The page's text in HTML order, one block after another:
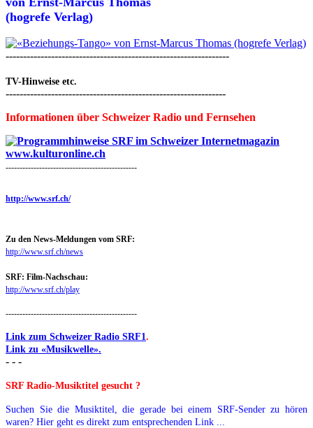
(hogrefe Verlag)
----------------------------------------------------------------
TV-Hinweise etc.
---------------------------------------------------------------
Informationen über Schweizer Radio und Fernsehen
-----------------------------------------------
http://www.srf.ch/
Zu den News-Meldungen vom SRF:
http://www.srf.ch/news
SRF: Film-Nachschau:
http://www.srf.ch/play
-----------------------------------------------
Link zum Schweizer Radio SRF1 .
Link zu «Musikwelle».
- - -
SRF Radio-Musiktitel gesucht ?
Suchen Sie die Musiktitel, die gerade bei einem SRF-Sender zu hören
waren? Hier geht es direkt zum entsprechenden Link ...